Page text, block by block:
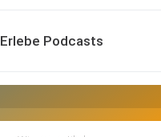
Erlebe Podcasts